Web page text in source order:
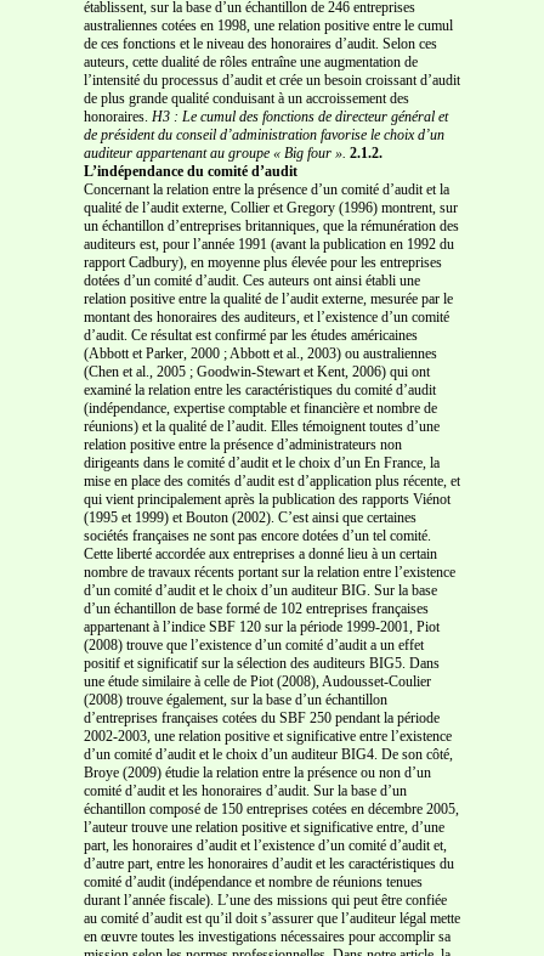
établissent, sur la base d’un échantillon de 246 entreprises
australiennes cotées en 1998, une relation positive entre le cumul
de ces fonctions et le niveau des honoraires d’audit. Selon ces
auteurs, cette dualité de rôles entraîne une augmentation de
l’intensité du processus d’audit et crée un besoin croissant d’audit
de plus grande qualité conduisant à un accroissement des
honoraires. H3 : Le cumul des fonctions de directeur général et
de président du conseil d’administration favorise le choix d’un
auditeur appartenant au groupe « Big four ». 2.1.2.
L’indépendance du comité d’audit
Concernant la relation entre la présence d’un comité d’audit et la
qualité de l’audit externe, Collier et Gregory (1996) montrent, sur
un échantillon d’entreprises britanniques, que la rémunération des
auditeurs est, pour l’année 1991 (avant la publication en 1992 du
rapport Cadbury), en moyenne plus élevée pour les entreprises
dotées d’un comité d’audit. Ces auteurs ont ainsi établi une
relation positive entre la qualité de l’audit externe, mesurée par le
montant des honoraires des auditeurs, et l’existence d’un comité
d’audit. Ce résultat est confirmé par les études américaines
(Abbott et Parker, 2000 ; Abbott et al., 2003) ou australiennes
(Chen et al., 2005 ; Goodwin-Stewart et Kent, 2006) qui ont
examiné la relation entre les caractéristiques du comité d’audit
(indépendance, expertise comptable et financière et nombre de
réunions) et la qualité de l’audit. Elles témoignent toutes d’une
relation positive entre la présence d’administrateurs non
dirigeants dans le comité d’audit et le choix d’un En France, la
mise en place des comités d’audit est d’application plus récente, et
qui vient principalement après la publication des rapports Viénot
(1995 et 1999) et Bouton (2002). C’est ainsi que certaines
sociétés françaises ne sont pas encore dotées d’un tel comité.
Cette liberté accordée aux entreprises a donné lieu à un certain
nombre de travaux récents portant sur la relation entre l’existence
d’un comité d’audit et le choix d’un auditeur BIG. Sur la base
d’un échantillon de base formé de 102 entreprises françaises
appartenant à l’indice SBF 120 sur la période 1999-2001, Piot
(2008) trouve que l’existence d’un comité d’audit a un effet
positif et significatif sur la sélection des auditeurs BIG5. Dans
une étude similaire à celle de Piot (2008), Audousset-Coulier
(2008) trouve également, sur la base d’un échantillon
d’entreprises françaises cotées du SBF 250 pendant la période
2002-2003, une relation positive et significative entre l’existence
d’un comité d’audit et le choix d’un auditeur BIG4. De son côté,
Broye (2009) étudie la relation entre la présence ou non d’un
comité d’audit et les honoraires d’audit. Sur la base d’un
échantillon composé de 150 entreprises cotées en décembre 2005,
l’auteur trouve une relation positive et significative entre, d’une
part, les honoraires d’audit et l’existence d’un comité d’audit et,
d’autre part, entre les honoraires d’audit et les caractéristiques du
comité d’audit (indépendance et nombre de réunions tenues
durant l’année fiscale). L’une des missions qui peut être confiée
au comité d’audit est qu’il doit s’assurer que l’auditeur légal mette
en œuvre toutes les investigations nécessaires pour accomplir sa